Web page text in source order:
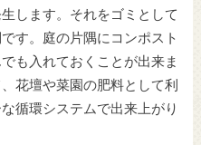
します。それをゴミとして
す。庭の片隅にコンポスト
も入れておくことが出来ま
花壇や菜園の肥料として利
循環システムで出来上がり